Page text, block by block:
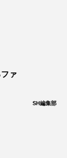
ァ
SH編集部